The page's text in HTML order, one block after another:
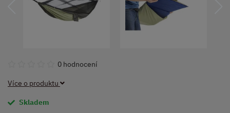
0 hodnocení
Více o produktu
Skladem